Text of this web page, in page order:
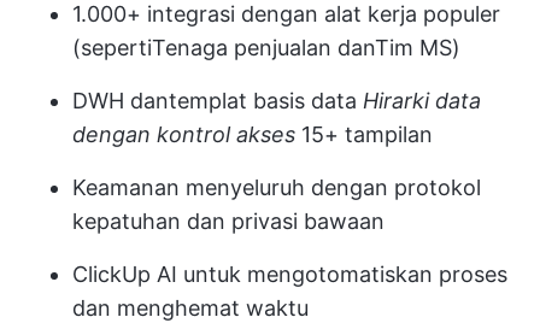
1.000+ integrasi dengan alat kerja populer
(sepertiTenaga penjualan danTim MS)
DWH dantemplat basis data Hirarki data
dengan kontrol akses 15+ tampilan
Keamanan menyeluruh dengan protokol
kepatuhan dan privasi bawaan
ClickUp AI untuk mengotomatiskan proses
dan menghemat waktu